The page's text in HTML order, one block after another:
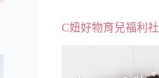
C妞好物育兒福利社